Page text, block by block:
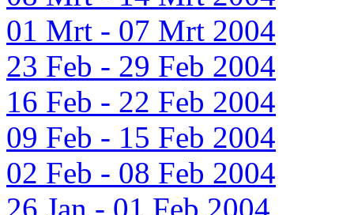
01 Mrt - 07 Mrt 2004
23 Feb - 29 Feb 2004
16 Feb - 22 Feb 2004
09 Feb - 15 Feb 2004
02 Feb - 08 Feb 2004
26 Jan - 01 Feb 2004